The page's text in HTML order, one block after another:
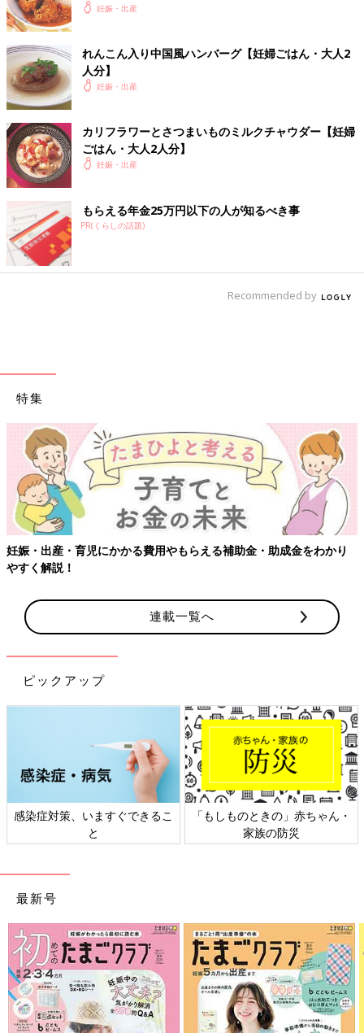
妊娠・出産
れんこん入り中国風ハンバーグ【妊婦ごはん・大人2
人分】
妊娠・出産
カリフラワーとさつまいものミルクチャウダー【妊婦
ごはん・大人2人分】
妊娠・出産
もらえる年金25万円以下の人が知るべき事
PR(くらしの話題)
Recommended by
特集
妊娠・出産・育児にかかる費用やもらえる補助金・助成金をわかり
やすく解説！
連載一覧へ
ピックアップ
感染症対策、いますぐできるこ
と
「もしものときの」赤ちゃん・
家族の防災
最新号